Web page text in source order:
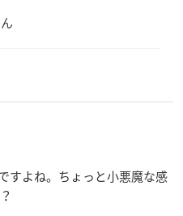
すよね。ちょっと小悪魔な感